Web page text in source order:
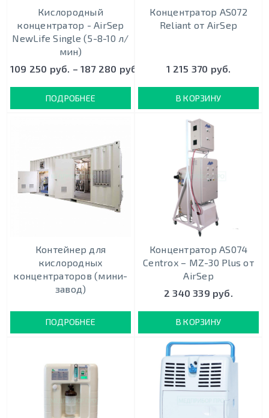
Кислородный
концентратор - AirSep
NewLife Single (5-8-10 л/
мин)
109 250 руб. – 187 280 руб.
ПОДРОБНЕЕ
Концентратор AS072
Reliant от AirSep
1 215 370 руб.
В КОРЗИНУ
Контейнер для
кислородных
концентраторов (мини-
завод)
ПОДРОБНЕЕ
Концентратор AS074
Centrox – MZ-30 Plus от
AirSep
2 340 339 руб.
В КОРЗИНУ